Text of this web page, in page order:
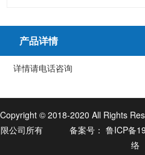
产品详情
详情请电话咨询
Copyright © 2018-2020 All Rights
限公司所有
备案号： 鲁ICP备
络